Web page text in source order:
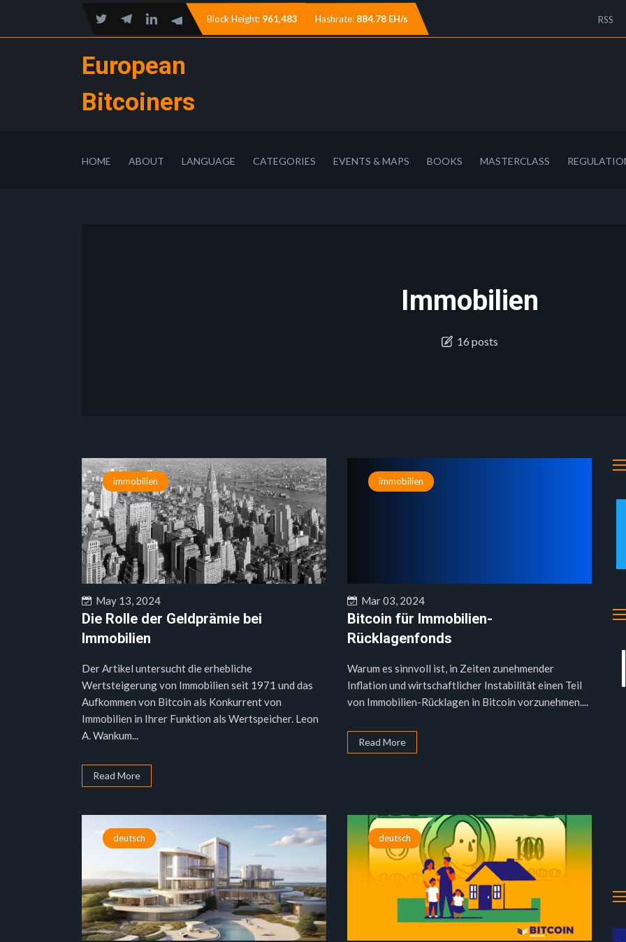
Block Height: 961,483 Hashrate: 884.78 EH/s RSS
European
Bitcoiners
HOME ABOUT LANGUAGE CATEGORIES EVENTS & MAPS BOOKS MASTERCLASS
Immobilien
16 posts
immobilien
May 13, 2024
Die Rolle der Geldprämie bei
Immobilien
Der Artikel untersucht die erhebliche
Wertsteigerung von Immobilien seit 1971 und das
Aufkommen von Bitcoin als Konkurrent von
Immobilien in Ihrer Funktion als Wertspeicher. Leon
A. Wankum...
Read More
immobilien
Mar 03, 2024
Bitcoin für Immobilien-
Rücklagenfonds
Warum es sinnvoll ist, in Zeiten zunehmender
Inflation und wirtschaftlicher Instabilität einen Teil
von Immobilien-Rücklagen in Bitcoin vorzunehmen....
Read More
deutsch deutsch